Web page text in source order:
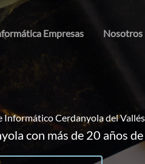
Empresas Nosotros
Cerdanyola del Vallés
con más de 20 años